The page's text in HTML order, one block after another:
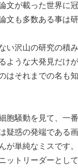
文が載った世界に
も多数ある事は
沢山の研究の積
ような大発見だけ
はそれまでの名も
騒動を見て、一
疑惑の発端である
が単純なミスです
ットリーダーとし